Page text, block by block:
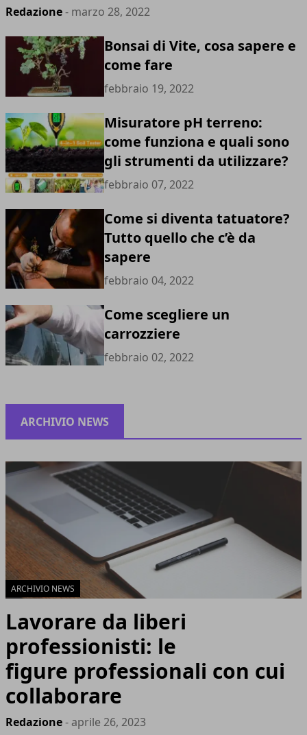
Redazione- marzo 28, 2022
Bonsai di Vite, cosa sapere e
come fare
febbraio 19, 2022
Misuratore pH terreno:
come funziona e quali sono
gli strumenti da utilizzare?
febbraio 07, 2022
Come si diventa tatuatore?
Tutto quello che c’è da
sapere
febbraio 04, 2022
Come scegliere un
carrozziere
febbraio 02, 2022
ARCHIVIO NEWS
ARCHIVIO NEWS
Lavorare da liberi
professionisti: le
figure professionali con cui
collaborare
Redazione- aprile 26, 2023